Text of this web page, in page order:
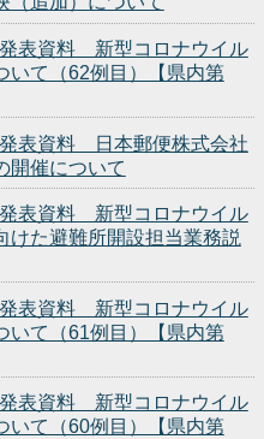
表資料 新型コロナウイル
いて（62例目）【県内第
表資料 日本郵便株式会社
開催について
表資料 新型コロナウイル
けた避難所開設担当業務説
表資料 新型コロナウイル
いて（61例目）【県内第
表資料 新型コロナウイル
いて（60例目）【県内第